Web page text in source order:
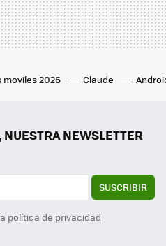
moviles 2026 Claude
NEWSLETTER
SUSCRIBIR
política de privacidad